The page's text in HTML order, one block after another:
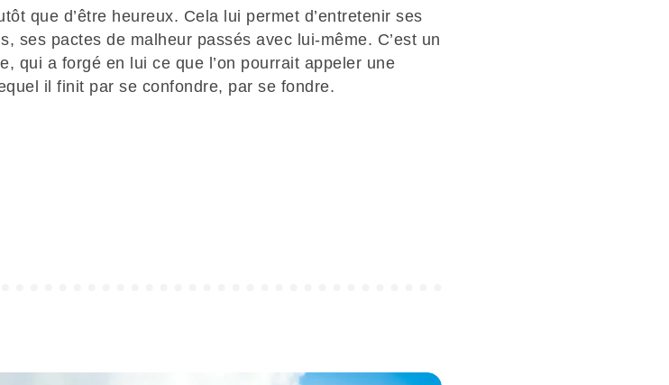
ou
avoir
raison ?
que d’être heureux. Cela lui permet d’entretenir ses
ses pactes de malheur passés avec lui-même. C’est un
qui a forgé en lui ce que l’on pourrait appeler une
il finit par se confondre, par se fondre.